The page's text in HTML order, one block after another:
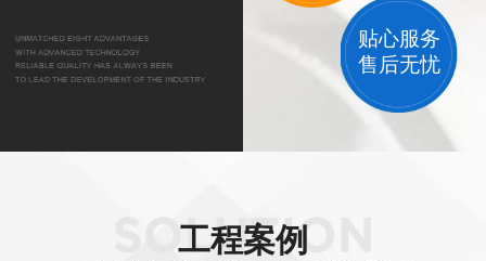
贴心服务
售后无忧
工程案例